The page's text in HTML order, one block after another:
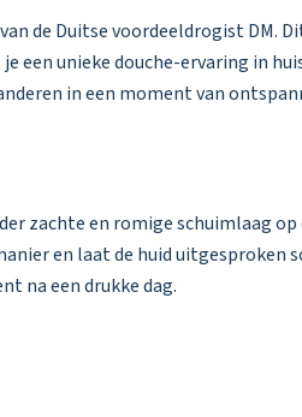
de Duitse voordeeldrogist
je een unieke douche-ervaring in
in een moment van
zachte en romige schuimlaag
en laat de huid uitgesproken
na een drukke dag.